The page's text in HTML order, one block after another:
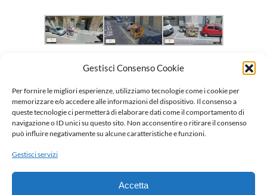
Gestisci Consenso Cookie
Per fornire le migliori esperienze, utilizziamo tecnologie come i cookie per
memorizzare e/o accedere alle informazioni del dispositivo. Il consenso a
queste tecnologie ci permetterà di elaborare dati come il comportamento di
navigazione o ID unici su questo sito. Non acconsentire o ritirare il consenso
può influire negativamente su alcune caratteristiche e funzioni.
Gestisci servizi
Accetta
Date: 2015
Project Link
Facebook
Mastodon
EmailCondividi